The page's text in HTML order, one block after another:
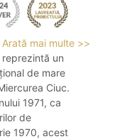
Arată mai multe >>
un
de mare
Ciuc.
1971, ca
de
1970, acest